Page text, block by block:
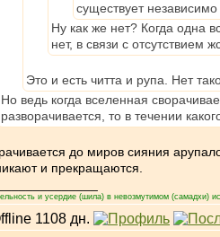
существует
Ну как же нет? Когда одна
нет, в связи с отсутствием
Это и есть читта и рупа. Нет
Но ведь когда вселенная
разворачивается, то в течении
до миров сияния
и прекращаются.
и усердие (шила) в невозмутимом (самадхи)